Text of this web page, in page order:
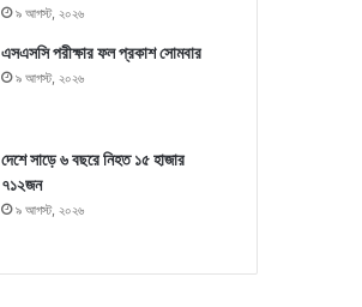
৯ আগস্ট, ২০২৬
এসএসসি পরীক্ষার ফল প্রকাশ সোমবার
৯ আগস্ট, ২০২৬
দেশে সাড়ে ৬ বছরে নিহত ১৫ হাজার
৭১২জন
৯ আগস্ট, ২০২৬